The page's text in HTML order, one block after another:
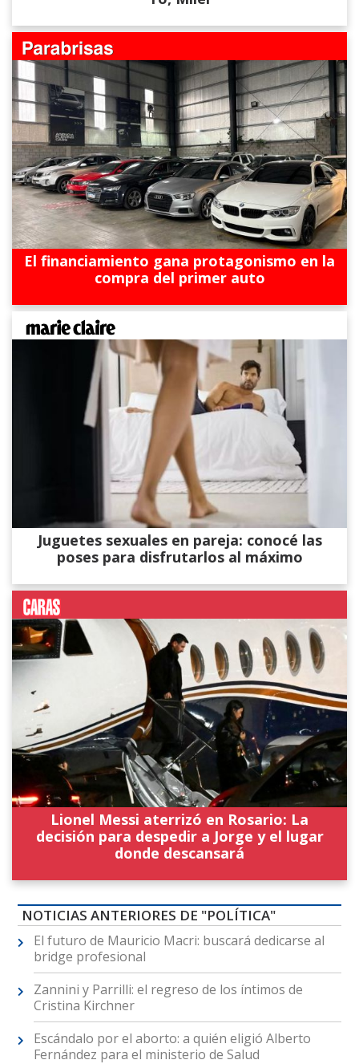
El financiamiento gana protagonismo en la
compra del primer auto
Juguetes sexuales en pareja: conocé las
poses para disfrutarlos al máximo
Lionel Messi aterrizó en Rosario: La
decisión para despedir a Jorge y el lugar
donde descansará
NOTICIAS ANTERIORES DE "POLÍTICA"
El futuro de Mauricio Macri: buscará dedicarse al
bridge profesional
Zannini y Parrilli: el regreso de los íntimos de
Cristina Kirchner
Escándalo por el aborto: a quién eligió Alberto
Fernández para el ministerio de Salud